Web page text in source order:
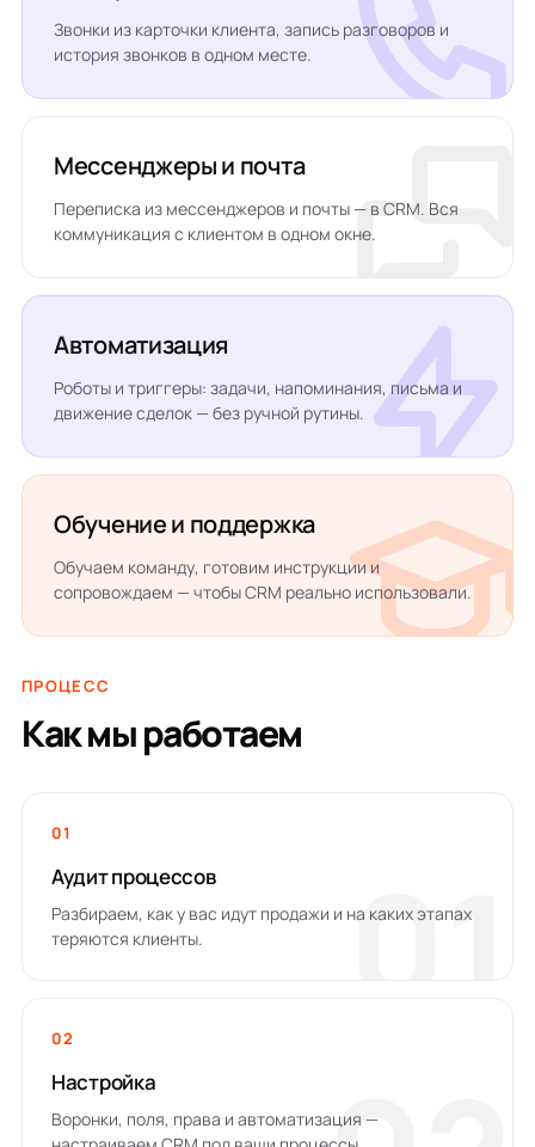
Звонки из карточки клиента, запись разговоров и
история звонков в одном месте.
Мессенджеры и почта
Переписка из мессенджеров и почты — в CRM. Вся
коммуникация с клиентом в одном окне.
Автоматизация
Роботы и триггеры: задачи, напоминания, письма и
движение сделок — без ручной рутины.
Обучение и поддержка
Обучаем команду, готовим инструкции и
сопровождаем — чтобы CRM реально использовали.
ПРОЦЕСС
Как мы работаем
01
01
Аудит процессов
Разбираем, как у вас идут продажи и на каких этапах
теряются клиенты.
02
Настройка
Воронки, поля, права и автоматизация —